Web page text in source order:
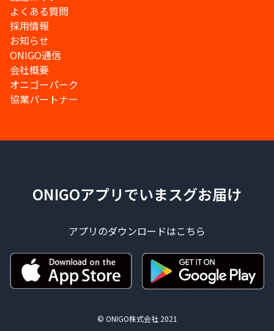
よくある質問
採用情報
お知らせ
ONIGO通信
会社概要
オニゴーパーク
協業パートナー
ONIGOアプリでいまスグお届け
アプリのダウンロードはこちら
© ONIGO株式会社 2021